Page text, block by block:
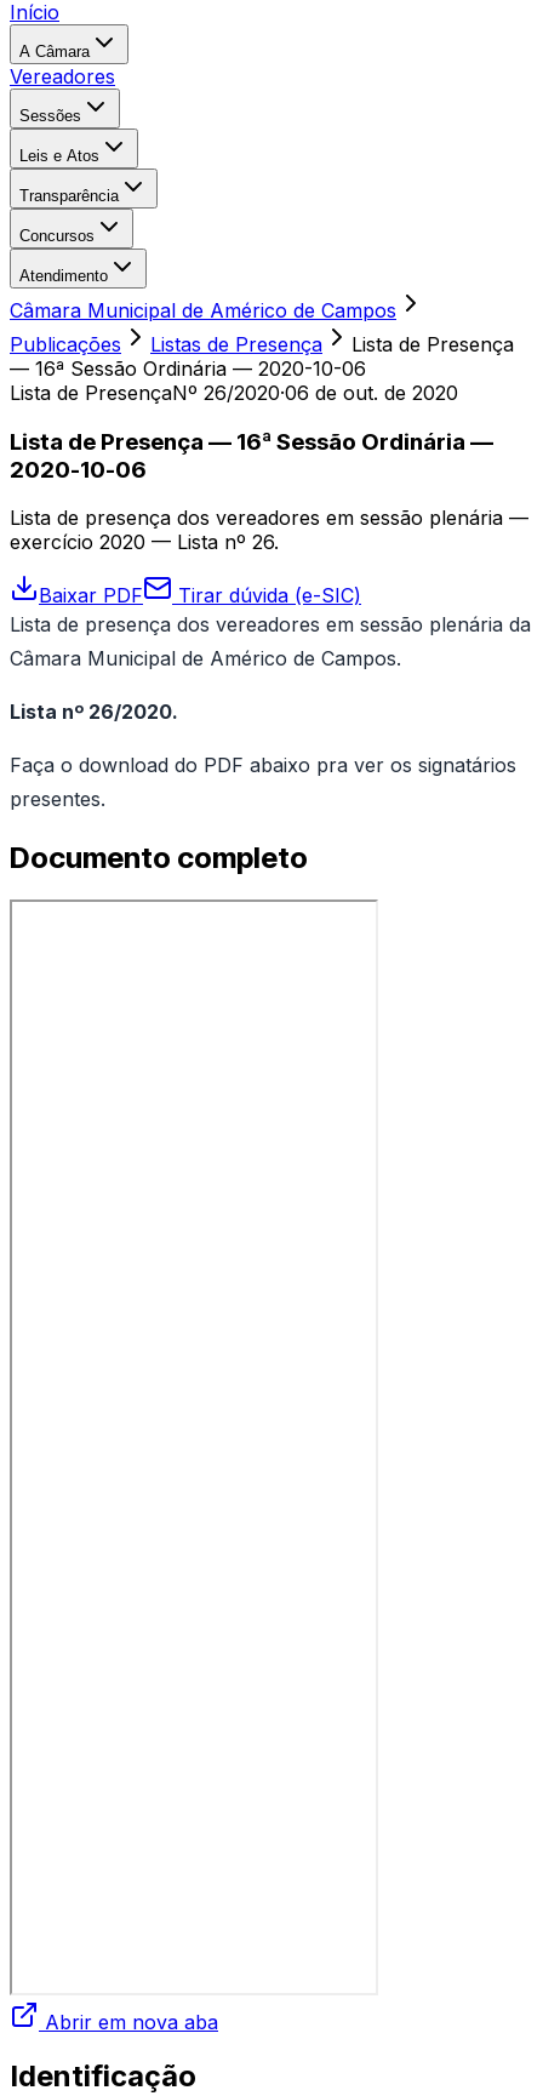
Início
A Câmara
Vereadores
Sessões
Leis e Atos
Transparência
Concursos
Atendimento
Câmara Municipal de Américo de Campos
Publicações
Listas de Presença
Lista de Presença
— 16ª Sessão Ordinária — 2020-10-06
Lista de PresençaNº 26/2020·06 de out. de 2020
Lista de Presença — 16ª Sessão Ordinária —
2020-10-06
Lista de presença dos vereadores em sessão plenária —
exercício 2020 — Lista nº 26.
Baixar PDF
Tirar dúvida (e-SIC)
Lista de presença dos vereadores em sessão plenária da
Câmara Municipal de Américo de Campos.
Lista nº 26/2020.
Faça o download do PDF abaixo pra ver os signatários
presentes.
Documento completo
Abrir em nova aba
Identificação